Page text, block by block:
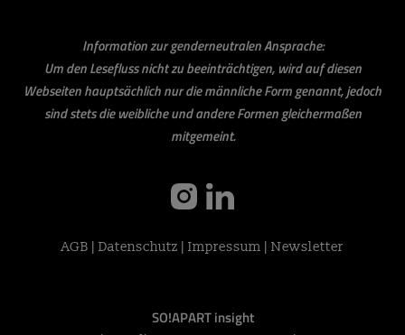
Information zur genderneutralen Ansprache:
Um den Lesefluss nicht zu beeinträchtigen, wird auf diesen
Webseiten hauptsächlich nur die männliche Form genannt, jedoch
sind stets die weibliche und andere Formen gleichermaßen
mitgemeint.
instagram
AGB Datenschutz Impressum Newsletter
SO!APART insight